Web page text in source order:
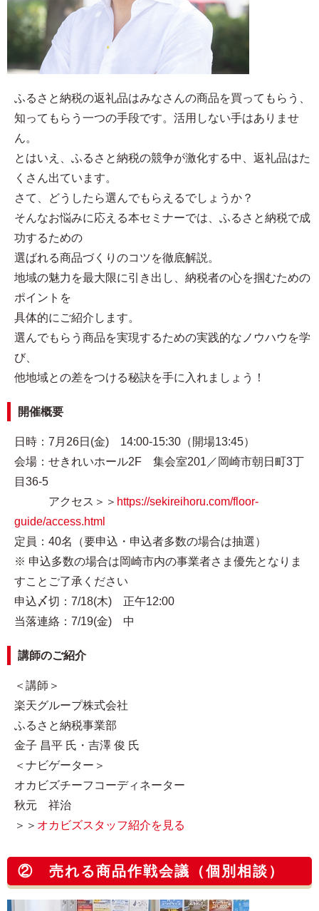
ふるさと納税の返礼品はみなさんの商品を買ってもらう、
知ってもらう一つの手段です。活用しない手はありませ
ん。
とはいえ、ふるさと納税の競争が激化する中、返礼品はた
くさん出ています。
さて、どうしたら選んでもらえるでしょうか？
そんなお悩みに応える本セミナーでは、ふるさと納税で成
功するための
選ばれる商品づくりのコツを徹底解説。
地域の魅力を最大限に引き出し、納税者の心を掴むための
ポイントを
具体的にご紹介します。
選んでもらう商品を実現するための実践的なノウハウを学
び、
他地域との差をつける秘訣を手に入れましょう！
開催概要
日時：7月26日(金) 14:00-15:30（開場13:45）
会場：せきれいホール2F 集会室201／岡崎市朝日町3丁
目36-5
アクセス＞＞ https://sekireihoru.com/floor-
guide/access.html
定員：40名（要申込・申込者多数の場合は抽選）
※ 申込多数の場合は岡崎市内の事業者さま優先となりま
すことご了承ください
申込〆切：7/18(木) 正午12:00
当落連絡：7/19(金) 中
講師のご紹介
＜講師＞
楽天グループ株式会社
ふるさと納税事業部
金子 昌平 氏・吉澤 俊 氏
＜ナビゲーター＞
オカビズチーフコーディネーター
秋元 祥治
＞＞ オカビズスタッフ紹介を見る
② 売れる商品作戦会議（個別相談）